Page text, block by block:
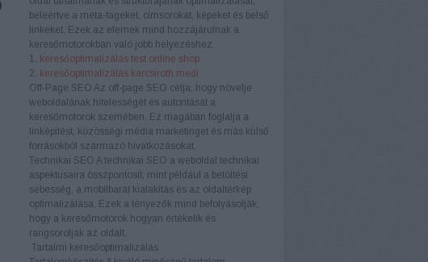
beleértve a meta-tageket, címsorokat, képeket és belső
linkeket. Ezek az elemek mind hozzájárulnak a
keresőmotorokban való jobb helyezéshez.
1. keresőoptimalizálás test online shop
2. keresőoptimalizálás karcsiroth medi
Off-Page SEO Az off-page SEO célja, hogy növelje
weboldalának hitelességét és autoritását a
keresőmotorok szemében. Ez magában foglalja a
linképítést, közösségi média marketinget és más külső
forrásokból származó hivatkozásokat.
Technikai SEO A technikai SEO a weboldal technikai
aspektusaira összpontosít, mint például a betöltési
sebesség, a mobilbarát kialakítás és az oldaltérkép
optimalizálása. Ezek a tényezők mind befolyásolják,
hogy a keresőmotorok hogyan értékelik és
rangsorolják az oldalt.
Tartalmi keresőoptimalizálás